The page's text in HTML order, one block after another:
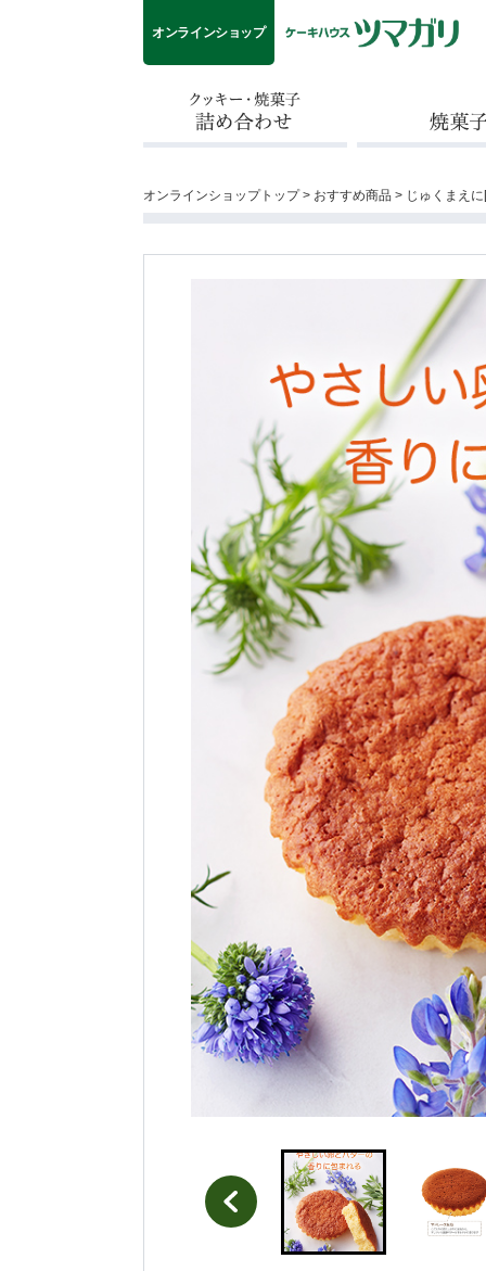
オンラインショップ
オンラインショップトップ> おすすめ商品 > じゅくまえ